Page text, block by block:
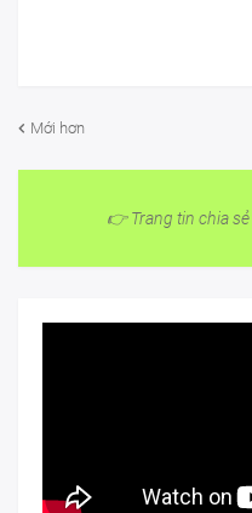
Mới hơn
👉 Trang tin chia sẻ